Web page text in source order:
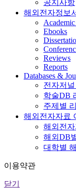
공지사항
해외전자정보
Ebooks
Reviews
Reports
Databases &
전자저
학술DB
주제별
해외전자자료
해외전
해외DB
대학별
이용약관
닫기